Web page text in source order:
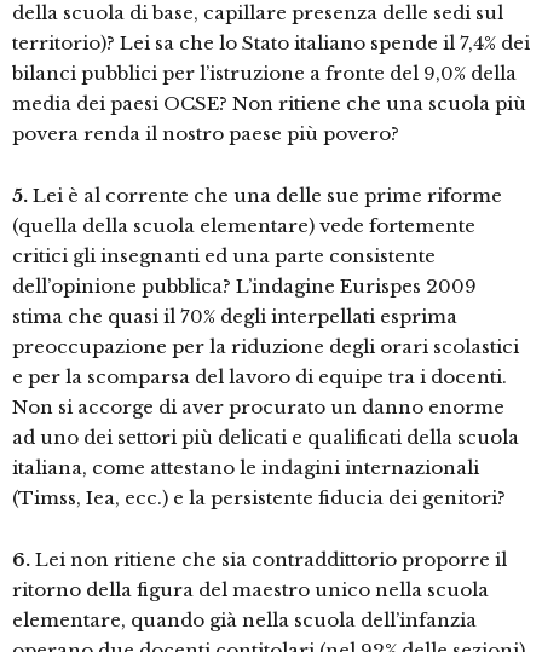
della scuola di base, capillare presenza delle sedi sul
territorio)? Lei sa che lo Stato italiano spende il 7,4% dei
bilanci pubblici per l’istruzione a fronte del 9,0% della
media dei paesi OCSE? Non ritiene che una scuola più
povera renda il nostro paese più povero?
5. Lei è al corrente che una delle sue prime riforme
(quella della scuola elementare) vede fortemente
critici gli insegnanti ed una parte consistente
dell’opinione pubblica? L’indagine Eurispes 2009
stima che quasi il 70% degli interpellati esprima
preoccupazione per la riduzione degli orari scolastici
e per la scomparsa del lavoro di equipe tra i docenti.
Non si accorge di aver procurato un danno enorme
ad uno dei settori più delicati e qualificati della scuola
italiana, come attestano le indagini internazionali
(Timss, Iea, ecc.) e la persistente fiducia dei genitori?
6. Lei non ritiene che sia contraddittorio proporre il
ritorno della figura del maestro unico nella scuola
elementare, quando già nella scuola dell’infanzia